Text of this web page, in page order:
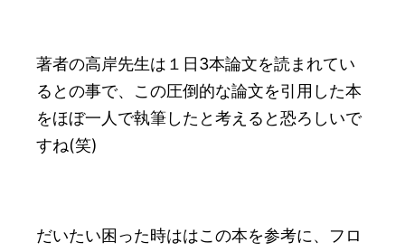
著者の高岸先生は１日3本論文を読まれてい
るとの事で、この圧倒的な論文を引用した本
をほぼ一人で執筆したと考えると恐ろしいで
すね(笑)
だいたい困った時ははこの本を参考に、フロ